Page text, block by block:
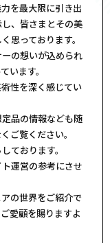
を最大限に引き出
、皆さまとその美
思っております。
の想いが込められ
います。
性を深く感じてい
品の情報なども随
ご覧ください。
ております。
運営の参考にさせ
の世界をご紹介で
愛顧を賜りますよ